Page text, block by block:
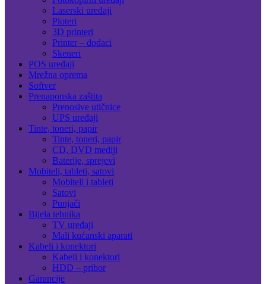
Laserski uređaji
Ploteri
3D printeri
Printer – dodaci
Skeneri
POS uređaji
Mrežna oprema
Softver
Prenaponska zaštita
Prenosive utičnice
UPS uređaji
Tinte, toneri, papir
Tinte, toneri, papir
CD, DVD mediji
Baterije, sprejevi
Mobiteli, tableti, satovi
Mobiteli i tableti
Satovi
Punjači
Bijela tehnika
TV uređaji
Mali kućanski aparati
Kabeli i konektori
Kabeli i konektori
HDD – pribor
Garancije